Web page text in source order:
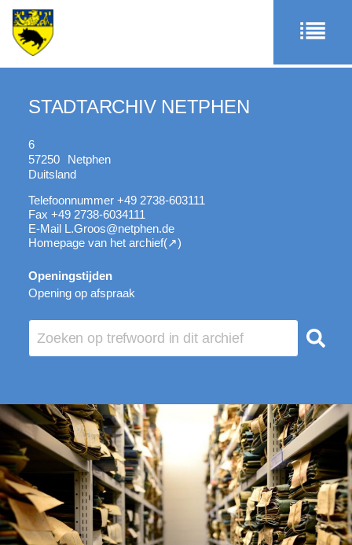
STADTARCHIV NETPHEN
6
57250
Netphen
Duitsland
Telefoonnummer +49 2738-603111
Fax +49 2738-6034111
E-Mail L.Groos@netphen.de
Homepage van het archief
Openingstijden
Opening op afspraak